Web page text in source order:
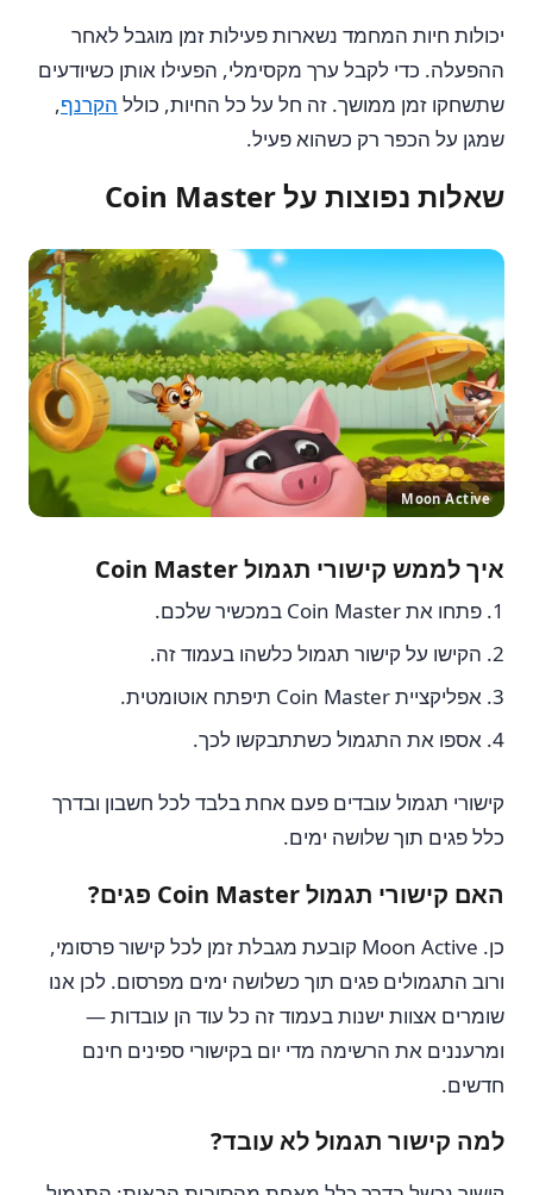
יכולות חיות המחמד נשארות פעילות זמן מוגבל לאחר
ההפעלה. כדי לקבל ערך מקסימלי, הפעילו אותן כשיודעים
שתשחקו זמן ממושך. זה חל על כל החיות, כולל הקרנף,
שמגן על הכפר רק כשהוא פעיל.
שאלות נפוצות על Coin Master
Moon Active
איך לממש קישורי תגמול Coin Master
פתחו את Coin Master במכשיר שלכם.
הקישו על קישור תגמול כלשהו בעמוד זה.
אפליקציית Coin Master תיפתח אוטומטית.
אספו את התגמול כשתתבקשו לכך.
קישורי תגמול עובדים פעם אחת בלבד לכל חשבון ובדרך
כלל פגים תוך שלושה ימים.
האם קישורי תגמול Coin Master פגים?
כן. Moon Active קובעת מגבלת זמן לכל קישור פרסומי,
ורוב התגמולים פגים תוך כשלושה ימים מפרסום. לכן אנו
שומרים אצוות ישנות בעמוד זה כל עוד הן עובדות —
ומרעננים את הרשימה מדי יום בקישורי ספינים חינם
חדשים.
למה קישור תגמול לא עובד?